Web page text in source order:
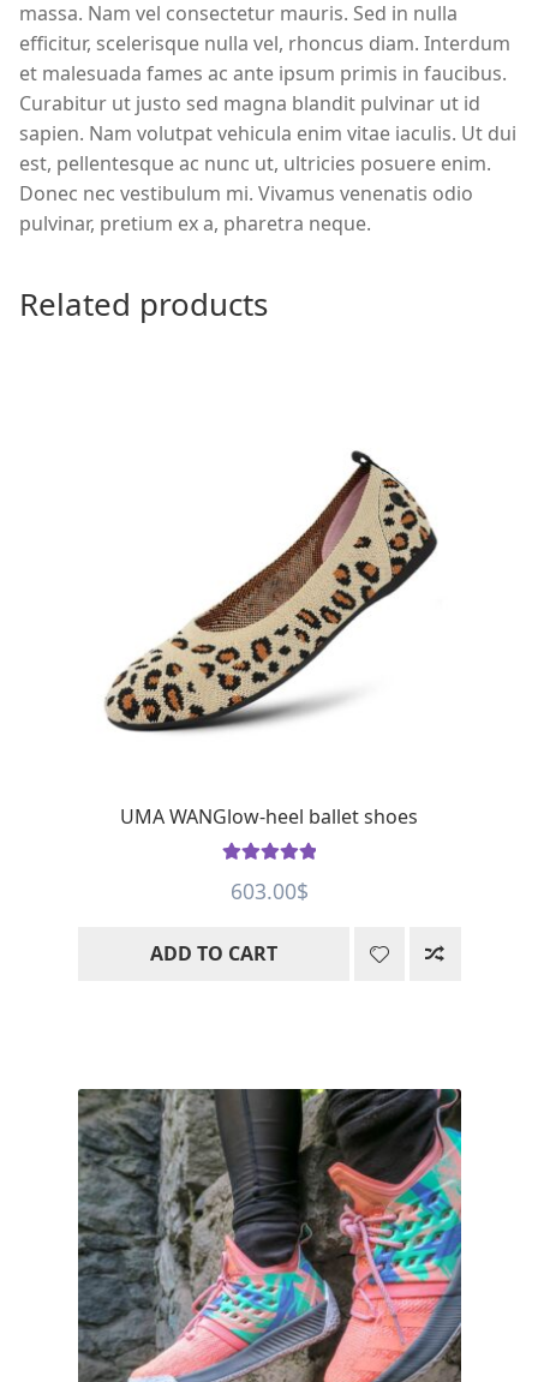
massa. Nam vel consectetur mauris. Sed in nulla
efficitur, scelerisque nulla vel, rhoncus diam. Interdum
et malesuada fames ac ante ipsum primis in faucibus.
Curabitur ut justo sed magna blandit pulvinar ut id
sapien. Nam volutpat vehicula enim vitae iaculis. Ut dui
est, pellentesque ac nunc ut, ultricies posuere enim.
Donec nec vestibulum mi. Vivamus venenatis odio
pulvinar, pretium ex a, pharetra neque.
Related products
UMA WANGlow-heel ballet shoes
of 5
603.00$
ADD TO CART